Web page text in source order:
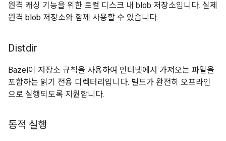
원격 캐싱 기능을 위한 로컬 디스크 내 blob 저장소입니다. 실제
원격 blob 저장소와 함께 사용할 수 있습니다.
Distdir
Bazel이 저장소 규칙을 사용하여 인터넷에서 가져오는 파일을
포함하는 읽기 전용 디렉터리입니다. 빌드가 완전히 오프라인
으로 실행되도록 지원합니다.
동적 실행